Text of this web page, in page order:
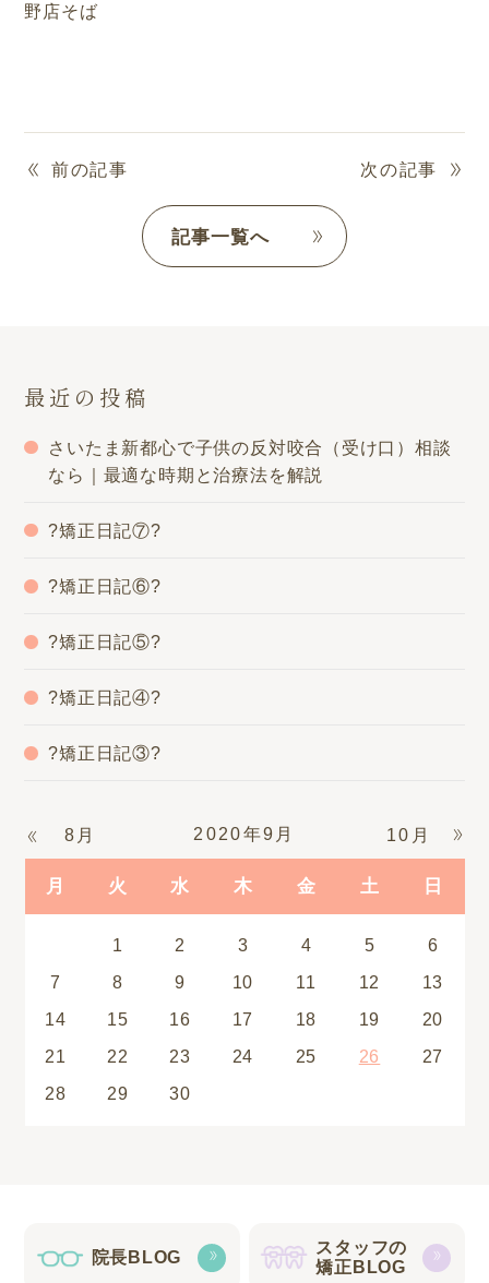
野店そば
前の記事
記事一覧へ
次の記事
最近の投稿
さいたま新都心で子供の反対咬合（受け口）相談
なら｜最適な時期と治療法を解説
?矯正日記⑦?
?矯正日記⑥?
?矯正日記⑤?
?矯正日記④?
?矯正日記③?
2020年9月
月 火 水 木 金 土 日
8月 10月
1 2 3 4 5
6
7
8 9 10 11 12
13
14
15 16 17 18 19
20
21
22 23 24 25 26
27
28
29 30
院長BLOG
スタッフの
矯正BLOG